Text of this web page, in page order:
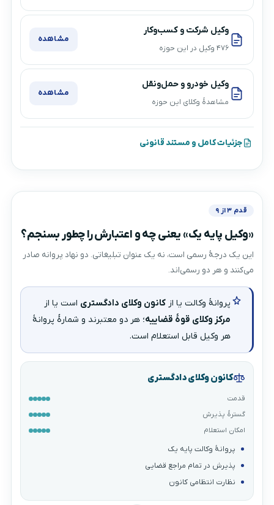
وکیل شرکت و کسب‌وکار
۴۷۶ وکیل در این حوزه
مشاهده
وکیل خودرو و حمل‌ونقل
مشاهدهٔ وکلای این حوزه
مشاهده
جزئیات کامل و مستند قانونی
قدم ۳ از ۹
«وکیل پایه یک» یعنی چه و اعتبارش را چطور بسنجم؟
این یک درجهٔ رسمی است، نه یک عنوان تبلیغاتی. دو نهاد پروانه صادر
می‌کنند و هر دو رسمی‌اند.
پروانهٔ وکالت یا از کانون وکلای دادگستری است یا از
مرکز وکلای قوهٔ قضاییه؛ هر دو معتبرند و شمارهٔ پروانهٔ
هر وکیل قابل استعلام است.
کانون وکلای دادگستری
قدمت
گسترهٔ پذیرش
امکان استعلام
پروانهٔ وکالت پایه یک
پذیرش در تمام مراجع قضایی
نظارت انتظامی کانون